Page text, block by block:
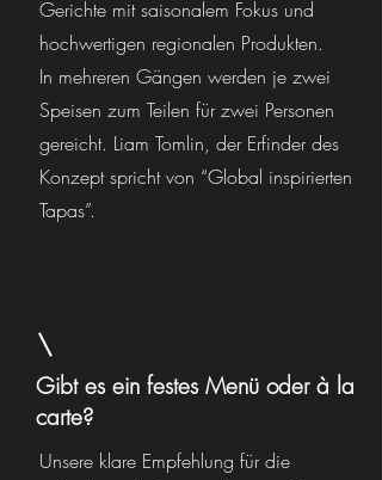
Gerichte mit saisonalem Fokus und
hochwertigen regionalen Produkten.
In mehreren Gängen werden je zwei
Speisen zum Teilen für zwei Personen
gereicht. Liam Tomlin, der Erfinder des
Konzept spricht von “Global inspirierten
Tapas”.
Gibt es ein festes Menü oder à la
carte?
Unsere klare Empfehlung für die